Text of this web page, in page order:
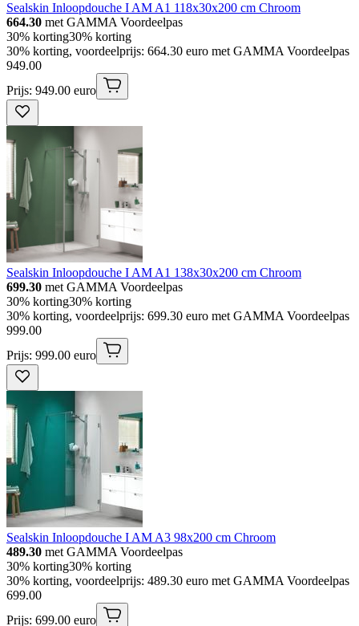
Sealskin Inloopdouche I AM A1 118x30x200 cm Chroom
664.30 met GAMMA Voordeelpas
30% korting30% korting
30% korting, voordeelprijs: 664.30 euro met GAMMA Voordeelpas
949.00
Prijs: 949.00 euro
Sealskin Inloopdouche I AM A1 138x30x200 cm Chroom
699.30 met GAMMA Voordeelpas
30% korting30% korting
30% korting, voordeelprijs: 699.30 euro met GAMMA Voordeelpas
999.00
Prijs: 999.00 euro
Sealskin Inloopdouche I AM A3 98x200 cm Chroom
489.30 met GAMMA Voordeelpas
30% korting30% korting
30% korting, voordeelprijs: 489.30 euro met GAMMA Voordeelpas
699.00
Prijs: 699.00 euro